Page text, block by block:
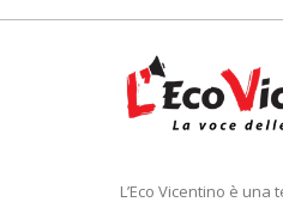
L’Eco Vicentino è